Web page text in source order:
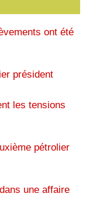
ont été
président
les tensions
pétrolier
une affaire